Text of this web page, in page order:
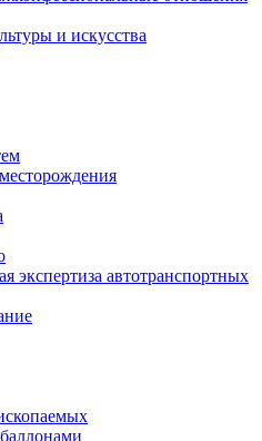
и искусства
экспертиза автотранспортных